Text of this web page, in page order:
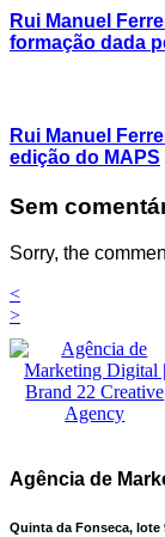
Rui Manuel
formação dada
Rui Manuel
edição do MAPS
Sem
Sorry, the
<
>
Agência de
Quinta da Fonseca, lote